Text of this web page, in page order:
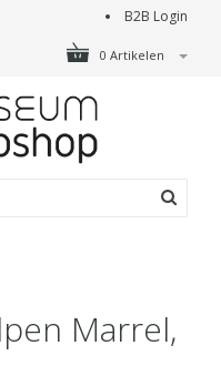
B2B Login
0 Artikelen
Marrel,